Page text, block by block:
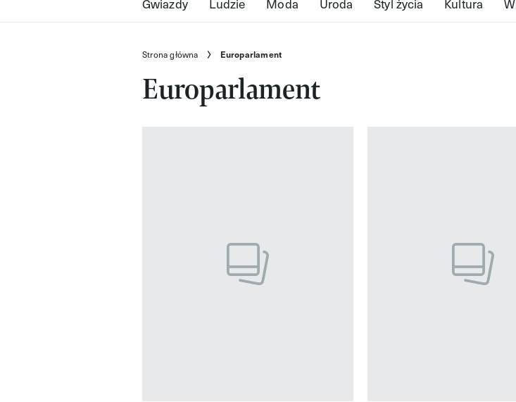
Strona główna Europarlament
Europarlament